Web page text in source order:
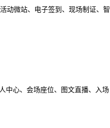
动微站、电子签到、现场制证、智
中心、会场座位、图文直播、入场